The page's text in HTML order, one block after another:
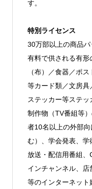
す。
特別ライセンス
30万部以上の商品パ
有料で供される有
（布）／食器／ポ
等カード類／文房具
ステッカー等ステ
制作物（TV番組等
者10名以上の外部
む）、学会発表、学
放送・配信用番組
インチャンネル、
等のインターネット